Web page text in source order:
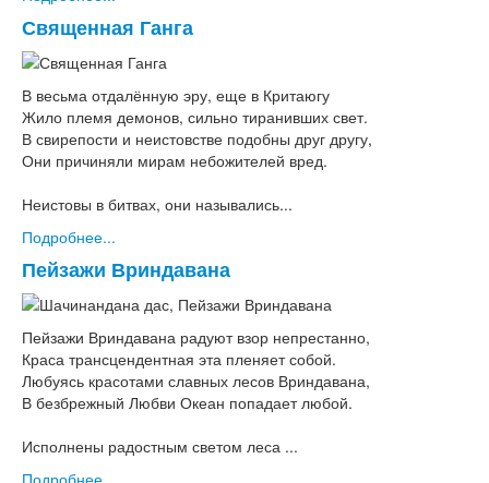
Священная Ганга
В весьма отдалённую эру, еще в Критаюгу
Жило племя демонов, сильно тиранивших свет.
В свирепости и неистовстве подобны друг другу,
Они причиняли мирам небожителей вред.
Неистовы в битвах, они назывались...
Подробнее...
Пейзажи Вриндавана
Пейзажи Вриндавана радуют взор непрестанно,
Краса трансцендентная эта пленяет собой.
Любуясь красотами славных лесов Вриндавана,
В безбрежный Любви Океан попадает любой.
Исполнены радостным светом леса ...